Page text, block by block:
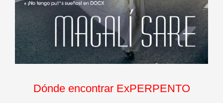
Dónde encontrar ExPERPENTO